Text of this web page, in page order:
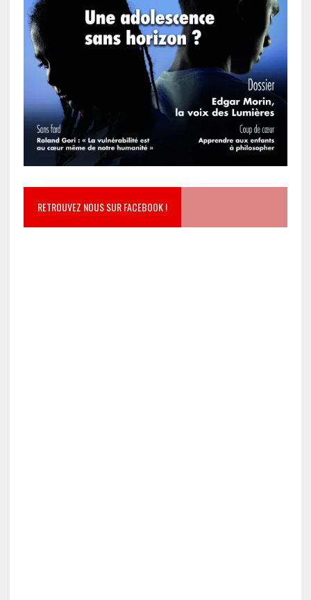
RETROUVEZ NOUS SUR FACEBOOK !